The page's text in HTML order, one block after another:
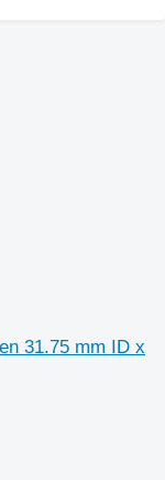
31.75 mm ID x